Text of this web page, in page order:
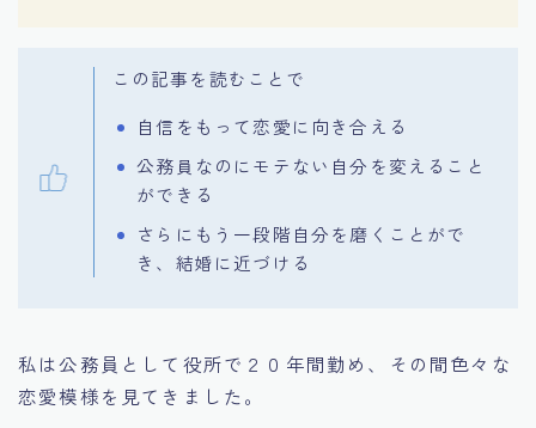
この記事を読むことで
自信をもって恋愛に向き合える
公務員なのにモテない自分を変えること
ができる
さらにもう一段階自分を磨くことがで
き、結婚に近づける
私は公務員として役所で２０年間勤め、その間色々な
恋愛模様を見てきました。